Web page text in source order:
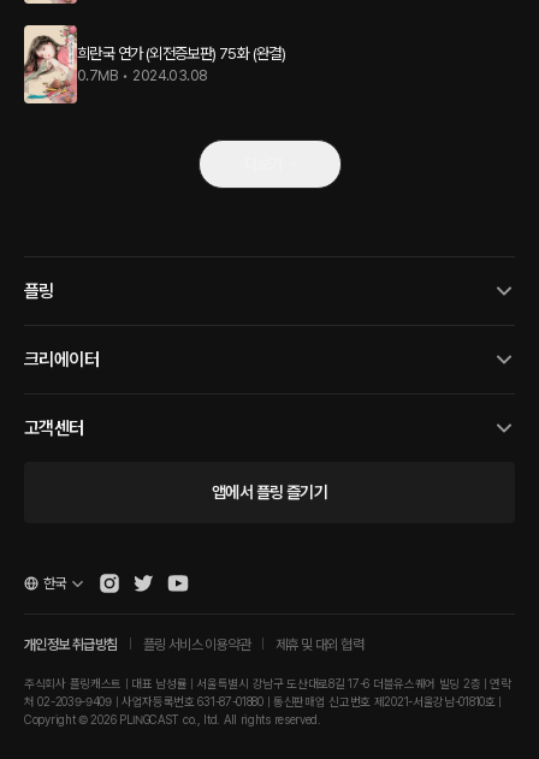
희란국 연가 (외전증보판) 75화 (완결)
0.7MB • 2024.03.08
플링
크리에이터
고객센터
앱에서 플링 즐기기
개인정보 취급방침 플링 서비스 이용약관 제휴 및 대외 협력
주식회사 플링캐스트 | 대표 남성률 | 서울특별시 강남구 도산대로8길 17-6 더블유스퀘어 빌딩 2층 | 연락
처 02-2039-9409 | 사업자등록번호 631-87-01880 | 통신판매업 신고번호 제2021-서울강남-01810호 |
Copyright © 2026 PLINGCAST co., ltd. All rights reserved.
한국